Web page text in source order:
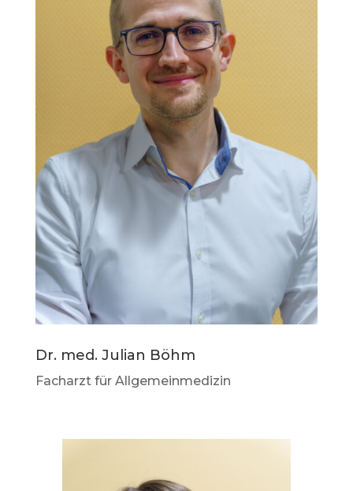
Dr. med. Julian Böhm
Facharzt für Allgemeinmedizin